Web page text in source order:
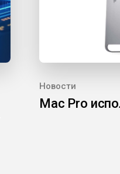
Новости
Mac Pro